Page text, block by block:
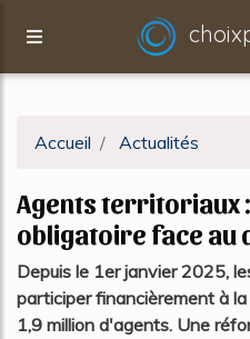
Accueil Actualités
Agents territoriaux
obligatoire face au
Depuis le 1er janvier 2025,
participer financièrement à
1,9 million d'agents. Une